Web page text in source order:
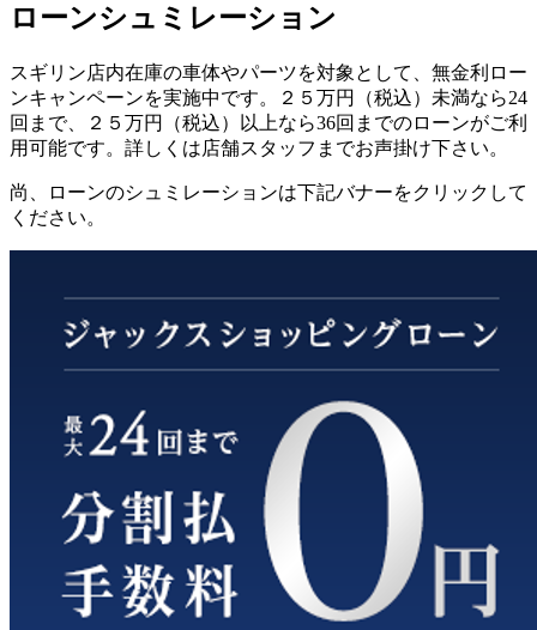
ローンシュミレーション
スギリン店内在庫の車体やパーツを対象として、無金利ロー
ンキャンペーンを実施中です。２５万円（税込）未満なら24
回まで、２５万円（税込）以上なら36回までのローンがご利
用可能です。詳しくは店舗スタッフまでお声掛け下さい。
尚、ローンのシュミレーションは下記バナーをクリックして
ください。